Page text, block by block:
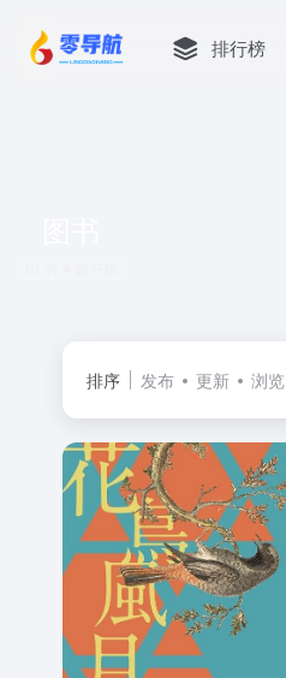
排行榜
排序 发布 更新 浏览